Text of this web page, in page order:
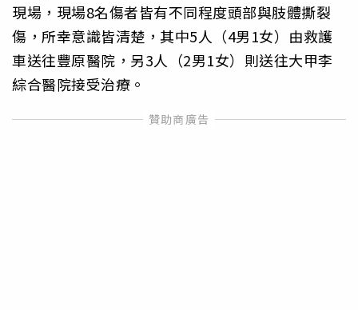
現場，現場8名傷者皆有不同程度頭部與肢體撕裂
傷，所幸意識皆清楚，其中5人（4男1女）由救護
車送往豐原醫院，另3人（2男1女）則送往大甲李
綜合醫院接受治療。